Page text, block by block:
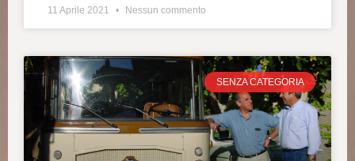
11 Aprile 2021 Nessun commento
SENZA CATEGORIA